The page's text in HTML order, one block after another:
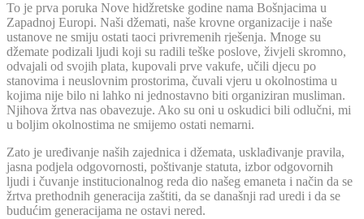
To je prva poruka Nove hidžretske godine nama Bošnjacima u
Zapadnoj Europi. Naši džemati, naše krovne organizacije i naše
ustanove ne smiju ostati taoci privremenih rješenja. Mnoge su
džemate podizali ljudi koji su radili teške poslove, živjeli skromno,
odvajali od svojih plata, kupovali prve vakufe, učili djecu po
stanovima i neuslovnim prostorima, čuvali vjeru u okolnostima u
kojima nije bilo ni lahko ni jednostavno biti organiziran musliman.
Njihova žrtva nas obavezuje. Ako su oni u oskudici bili odlučni, mi
u boljim okolnostima ne smijemo ostati nemarni.
Zato je uređivanje naših zajednica i džemata, usklađivanje pravila,
jasna podjela odgovornosti, poštivanje statuta, izbor odgovornih
ljudi i čuvanje institucionalnog reda dio našeg emaneta i način da se
žrtva prethodnih generacija zaštiti, da se današnji rad uredi i da se
budućim generacijama ne ostavi nered.